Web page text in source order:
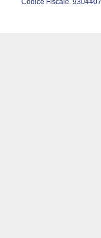
Codice Fiscale.